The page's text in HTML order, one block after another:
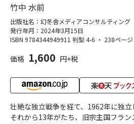
竹中 水前
出版社名：幻冬舎メディアコンサルティング
発行年月：2024年3月15日
ISBN 9784344949911 判型 4-6 ・ 238ページ
価格 1,600 円+税
壮絶な独立戦争を経て、1962年に独立
それから13年がたち、旧宗主国フラ